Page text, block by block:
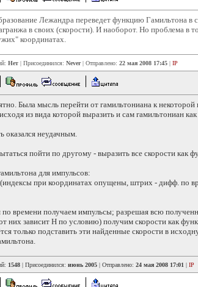
Лежандра переведет функцию Гамильтона в
в своих (скорости). И наоборот. Но проблема в
координатах.
Нет | Присоединился: Never| Отправлено: 22 мая 2008 17:45 | IP
Была мысль перейти от гамильтониана к
из вида которой выразить и сам гамильтониан
оказался неудачным.
пойти по другому - выразить все скорости как
для импульсов:
при координатах опущены, штрих - дифф. по
по времени получаем импульсы; разрешая всю
них зависит H по условию) получим скорости как
только подставить эти найденные скорости в
1548 | Присоединился: июнь 2005 | Отправлено: 24 мая 2008 17:01 | IP